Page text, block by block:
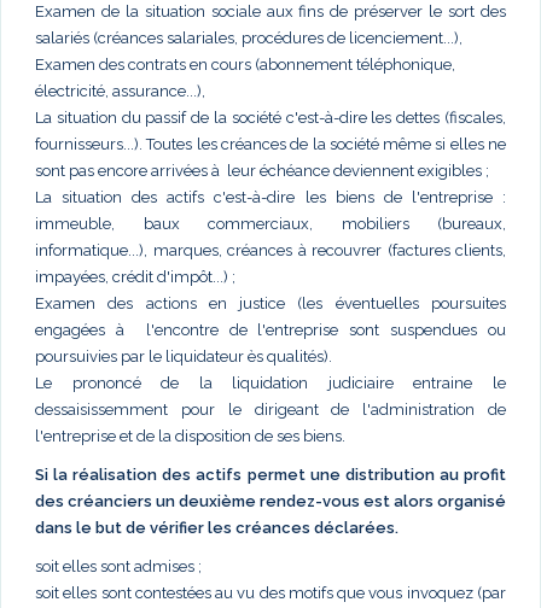
Examen de la situation sociale aux fins de préserver le sort des
salariés (créances salariales, procédures de licenciement...),
Examen des contrats en cours (abonnement téléphonique,
électricité, assurance...),
La situation du passif de la société c'est-à-dire les dettes (fiscales,
fournisseurs...). Toutes les créances de la société même si elles ne
sont pas encore arrivées à leur échéance deviennent exigibles ;
La situation des actifs c'est-à-dire les biens de l'entreprise :
immeuble, baux commerciaux, mobiliers (bureaux,
informatique...), marques, créances à recouvrer (factures clients,
impayées, crédit d'impôt...) ;
Examen des actions en justice (les éventuelles poursuites
engagées à l'encontre de l'entreprise sont suspendues ou
poursuivies par le liquidateur ès qualités).
Le prononcé de la liquidation judiciaire entraine le
dessaisissemment pour le dirigeant de l'administration de
l'entreprise et de la disposition de ses biens.
Si la réalisation des actifs permet une distribution au profit
des créanciers un deuxième rendez-vous est alors organisé
dans le but de vérifier les créances déclarées.
soit elles sont admises ;
soit elles sont contestées au vu des motifs que vous invoquez (par